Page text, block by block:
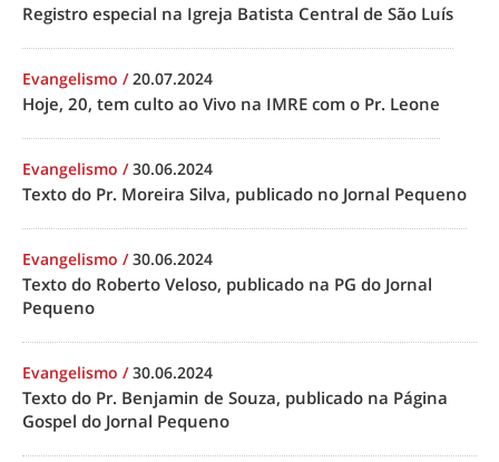
Registro especial na Igreja Batista Central de São Luís
Evangelismo /20.07.2024
Hoje, 20, tem culto ao Vivo na IMRE com o Pr. Leone
Evangelismo /30.06.2024
Texto do Pr. Moreira Silva, publicado no Jornal Pequeno
Evangelismo /30.06.2024
Texto do Roberto Veloso, publicado na PG do Jornal
Pequeno
Evangelismo /30.06.2024
Texto do Pr. Benjamin de Souza, publicado na Página
Gospel do Jornal Pequeno